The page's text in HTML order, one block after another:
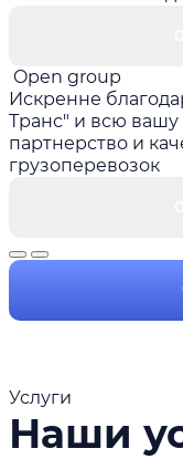
Open group
Искренне
Транс" и всю
партнерство и
грузоперевозок
Услуги
Наши